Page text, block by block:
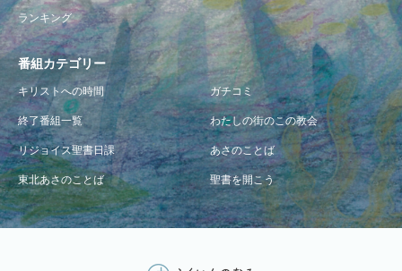
ランキング
番組カテゴリー
キリストへの時間 ガチコミ
終了番組一覧 わたしの街のこの教会
リジョイス聖書日課 あさのことば
東北あさのことば 聖書を開こう